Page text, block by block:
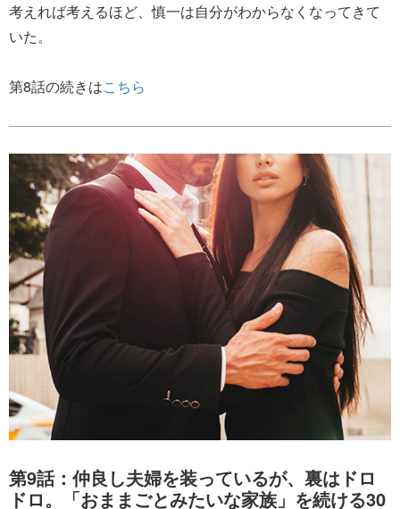
考えれば考えるほど、慎一は自分がわからなくなってきて
いた。
第8話の続きはこちら
第9話：仲良し夫婦を装っているが、裏はドロ
ドロ。「おままごとみたいな家族」を続ける30